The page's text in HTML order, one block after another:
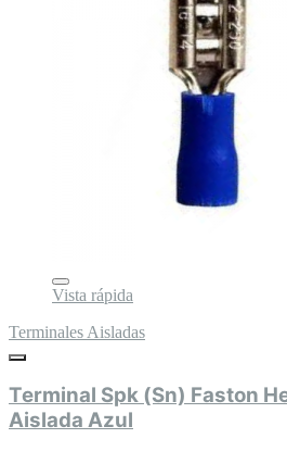
Vista rápida
Terminales Aisladas
Terminal Spk (Sn) Faston
Aislada Azul